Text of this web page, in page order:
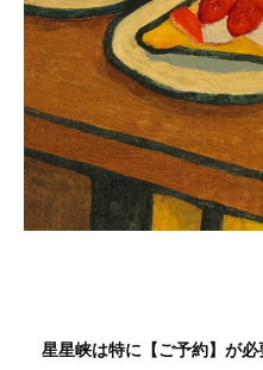
星星峡は特に【ご予約】が必